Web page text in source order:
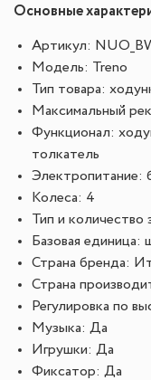
Основные
Артикул:
Модель: Treno
Тип товара:
Максимальный
Функционал:
толкатель
Электропитание:
Колеса: 4
Тип и количество
Базовая единица:
Страна бренда:
Страна
Регулировка по
Музыка: Да
Игрушки: Да
Фиксатор: Да